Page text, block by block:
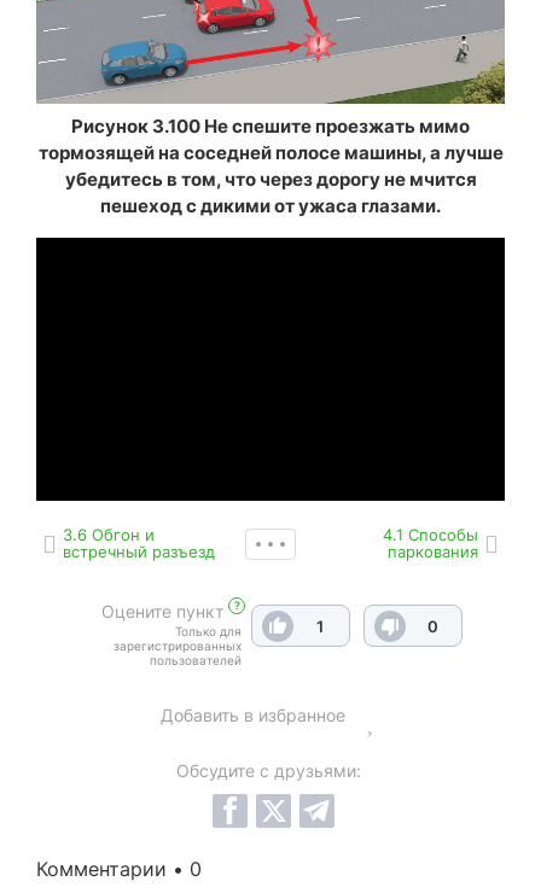
Рисунок 3.100 Не спешите проезжать мимо
тормозящей на соседней полосе машины, а лучше
убедитесь в том, что через дорогу не мчится
пешеход с дикими от ужаса глазами.
3.6 Обгон и
встречный разъезд
4.1 Способы
паркования
Оцените пункт ?
Только для
зарегистрированных
пользователей
1 0
Добавить в избранное
Обсудите с друзьями:
Комментарии • 0